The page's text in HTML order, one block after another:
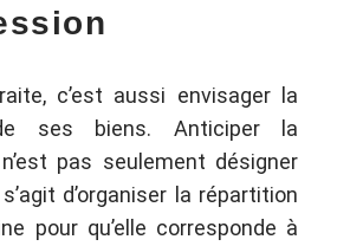
c’est aussi envisager la
ses biens. Anticiper la
pas seulement désigner
d’organiser la répartition
pour qu’elle corresponde à